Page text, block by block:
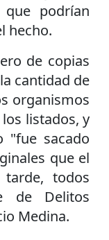
podrían
hecho.
de copias
cantidad de
organismos
listados, y
"fue sacado
que el
tarde, todos
de Delitos
Medina.